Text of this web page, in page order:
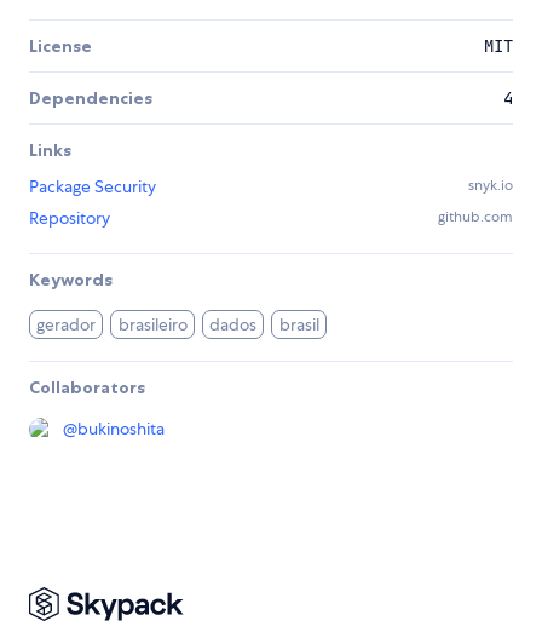
License MIT
Dependencies 4
Links
Package Security
snyk.io
Repository github.com
Keywords
gerador brasileiro dados brasil
Collaborators
@bukinoshita